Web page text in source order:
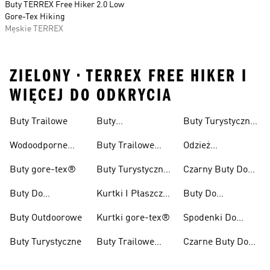
Buty TERREX Free Hiker 2.0 Low
Gore-Tex Hiking
Męskie TERREX
ZIELONY • TERREX FREE HIKER I
WIĘCEJ DO ODKRYCIA
Buty Trailowe
Wodoodporne
W Terenie
Buty gore-tex®
Buty Do
Buty Outdoorowe
Buty Turystyczne
Buty
Buty Trailowe
Buty Turystyczne
Kurtki I Płaszcze
Kurtki gore-tex®
Buty Trailowe
Buty Turystyczne
Odzież
Czarny Buty Do
Wędrówek
Buty Do
Górskiego Dla
Kobiet
Spodenki Do
Trailowych
Czarne Buty Do